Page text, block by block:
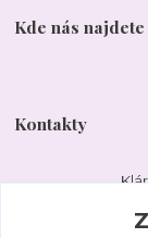
Kde nás najdete
Kontakty